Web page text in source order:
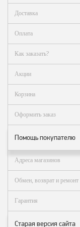
ТОПАЗ
Пульты управления,
Устройства громкой
связи и
Краны
з/ч и комплектующие
Резервуарное
оборудование
Запорная арматура
Насосы и насосные
агрегаты
Устройства слива и
налива
Счетчики и
ФЖУ
Доставка
Оплата
Как заказать?
Акции
Корзина
Оформить заказ
Помощь покупателю
Адреса магазинов
Обмен, возврат и ремонт
Гарантия
Старая версия сайта